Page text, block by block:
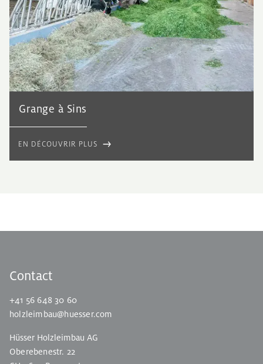
Grange à Sins
EN DÉCOUVRIR PLUS
Contact
+41 56 648 30 60
holzleimbau@huesser.com
Hüsser Holzleimbau AG
Oberebenestr. 22